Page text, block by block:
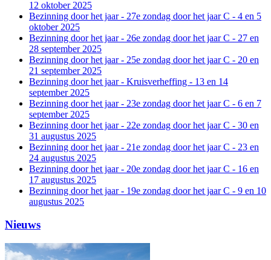
12 oktober 2025
Bezinning door het jaar - 27e zondag door het jaar C - 4 en 5
oktober 2025
Bezinning door het jaar - 26e zondag door het jaar C - 27 en
28 september 2025
Bezinning door het jaar - 25e zondag door het jaar C - 20 en
21 september 2025
Bezinning door het jaar - Kruisverheffing - 13 en 14
september 2025
Bezinning door het jaar - 23e zondag door het jaar C - 6 en 7
september 2025
Bezinning door het jaar - 22e zondag door het jaar C - 30 en
31 augustus 2025
Bezinning door het jaar - 21e zondag door het jaar C - 23 en
24 augustus 2025
Bezinning door het jaar - 20e zondag door het jaar C - 16 en
17 augustus 2025
Bezinning door het jaar - 19e zondag door het jaar C - 9 en 10
augustus 2025
Nieuws